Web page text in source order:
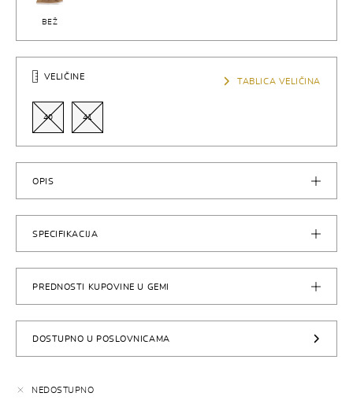
BEŽ
VELIČINE
TABLICA VELIČINA
40 41
OPIS
SPECIFIKACIJA
PREDNOSTI KUPOVINE U GEMI
DOSTUPNO U POSLOVNICAMA
NEDOSTUPNO